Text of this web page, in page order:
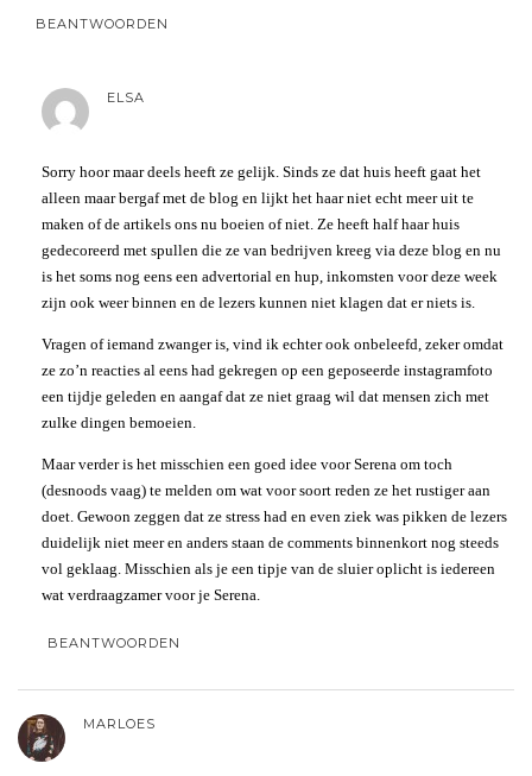
BEANTWOORDEN
ELSA
Sorry hoor maar deels heeft ze gelijk. Sinds ze dat huis heeft gaat het
alleen maar bergaf met de blog en lijkt het haar niet echt meer uit te
maken of de artikels ons nu boeien of niet. Ze heeft half haar huis
gedecoreerd met spullen die ze van bedrijven kreeg via deze blog en nu
is het soms nog eens een advertorial en hup, inkomsten voor deze week
zijn ook weer binnen en de lezers kunnen niet klagen dat er niets is.
Vragen of iemand zwanger is, vind ik echter ook onbeleefd, zeker omdat
ze zo’n reacties al eens had gekregen op een geposeerde instagramfoto
een tijdje geleden en aangaf dat ze niet graag wil dat mensen zich met
zulke dingen bemoeien.
Maar verder is het misschien een goed idee voor Serena om toch
(desnoods vaag) te melden om wat voor soort reden ze het rustiger aan
doet. Gewoon zeggen dat ze stress had en even ziek was pikken de lezers
duidelijk niet meer en anders staan de comments binnenkort nog steeds
vol geklaag. Misschien als je een tipje van de sluier oplicht is iedereen
wat verdraagzamer voor je Serena.
BEANTWOORDEN
MARLOES